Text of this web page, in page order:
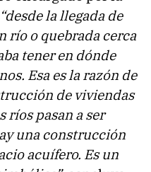
“desde la llegada de
río o quebrada cerca
tener en dónde
Esa es la razón de
de viviendas
ríos pasan a ser
una construcción
acuífero. Es un